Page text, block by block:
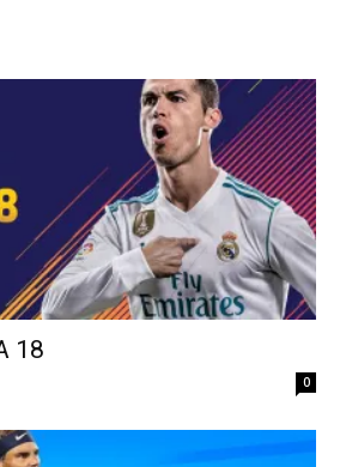
18
0